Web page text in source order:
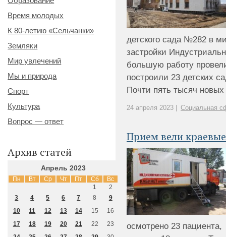
детского сада №282 в
застройки
большую работу
построили 23 детских
Почти пять тысяч
24 апреля 2023 | Социальная
Прием вели
осмотрено 23
Время молодых
К 80-летию «Сельчанки»
Земляки
Мир увлечений
Мы и природа
Спорт
Культура
Вопрос — ответ
Архив статей
Апрель 2023
Пн Вт Ср Чт Пт Сб Вс
1
2
3
4 5 6 7 8
9
10
11 12 13 14 15
16
17
18 19 20 21 22
23